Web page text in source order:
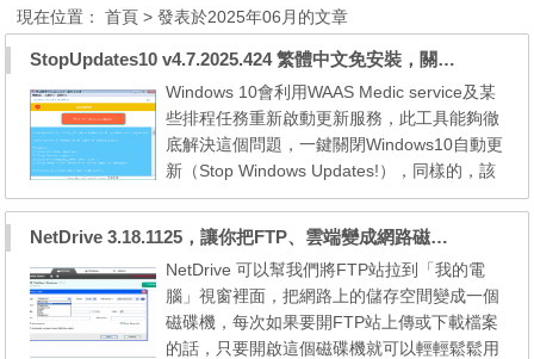
現在位置：首頁 > 發表於2025年06月的文章
StopUpdates10 v4.7.2025.424 繁體中文免安裝，關閉Windows10自動更新
Windows 10會利用WAAS Medic service及某
些排程任務重新啟動更新服務，此工具能夠徹
底解決這個問題，一鍵關閉Windows10自動更
新（Stop Windows Updates!），同樣的，該
工具的主要動機並不是完全停用更新，而是為
Updates10還提供了一個快速還原按鈕，可以
使您的電腦還原到允許更新的原始狀態。當您
有更好的網路連線並決定更新時，還原按鈕非
常方便。 StopUpdates1...
NetDrive 3.18.1125，讓你把FTP、雲端變成網路磁碟機
NetDrive 可以幫我們將FTP站拉到「我的電
腦」視窗裡面，把網路上的儲存空間變成一個
磁碟機，每次如果要開FTP站上傳或下載檔案
的話，只要開啟這個磁碟機就可以輕輕鬆鬆用